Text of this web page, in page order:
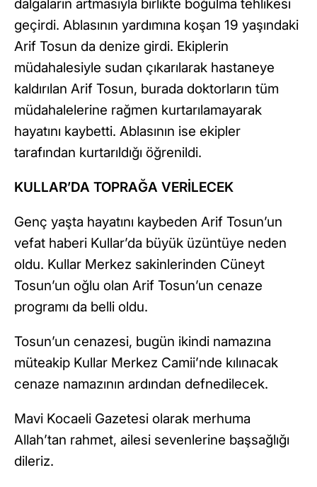
dalgaların artmasıyla birlikte boğulma tehlikesi
geçirdi. Ablasının yardımına koşan 19 yaşındaki
Arif Tosun da denize girdi. Ekiplerin
müdahalesiyle sudan çıkarılarak hastaneye
kaldırılan Arif Tosun, burada doktorların tüm
müdahalelerine rağmen kurtarılamayarak
hayatını kaybetti. Ablasının ise ekipler
tarafından kurtarıldığı öğrenildi.
KULLAR’DA TOPRAĞA VERİLECEK
Genç yaşta hayatını kaybeden Arif Tosun’un
vefat haberi Kullar’da büyük üzüntüye neden
oldu. Kullar Merkez sakinlerinden Cüneyt
Tosun’un oğlu olan Arif Tosun’un cenaze
programı da belli oldu.
Tosun’un cenazesi, bugün ikindi namazına
müteakip Kullar Merkez Camii’nde kılınacak
cenaze namazının ardından defnedilecek.
Mavi Kocaeli Gazetesi olarak merhuma
Allah’tan rahmet, ailesi sevenlerine başsağlığı
dileriz.